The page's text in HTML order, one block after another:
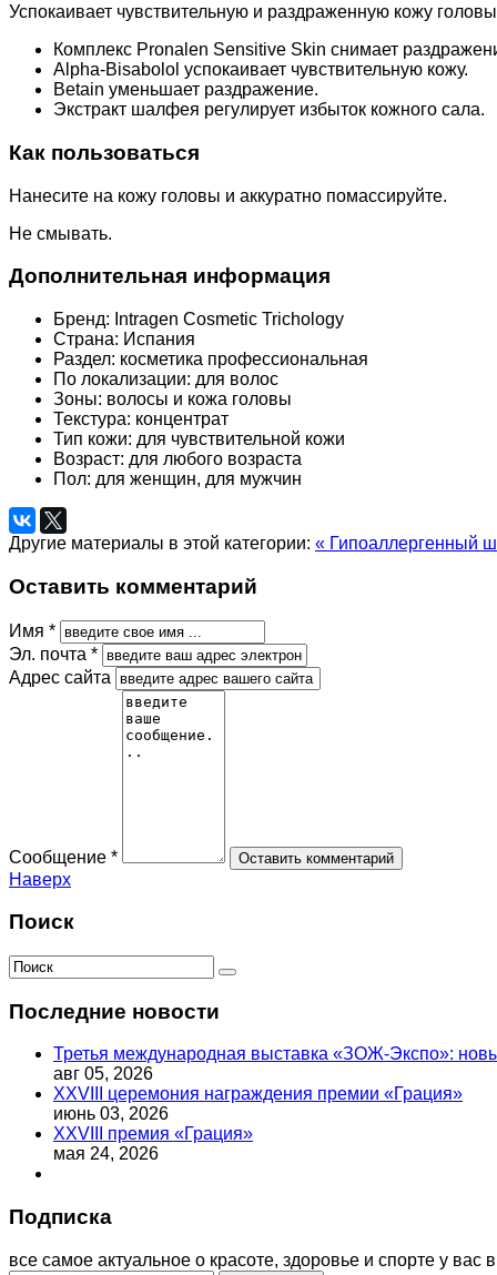
Успокаивает чувствительную и раздраженную кожу
Комплекс Pronalen Sensitive Skin снимает
Alpha-Bisabolol успокаивает чувствительную кожу.
Betain уменьшает раздражение.
Экстракт шалфея регулирует избыток кожного сала.
Как пользоваться
Нанесите на кожу головы и аккуратно помассируйте.
Не смывать.
Дополнительная информация
Бренд: Intragen Cosmetic Trichology
Страна: Испания
Раздел: косметика профессиональная
По локализации: для волос
Зоны: волосы и кожа головы
Текстура: концентрат
Тип кожи: для чувствительной кожи
Возраст: для любого возраста
Пол: для женщин, для мужчин
Другие материалы в этой категории: « Гипоаллергенный
Оставить комментарий
Имя *
Эл. почта *
Адрес сайта
Сообщение *
Наверх
Поиск
Последние новости
Третья международная выставка «ЗОЖ-Экспо»:
авг 05, 2026
XXVIII церемония награждения премии «Грация»
июнь 03, 2026
XXVIII премия «Грация»
мая 24, 2026
Подписка
все самое актуальное о красоте, здоровье и спорте у вас